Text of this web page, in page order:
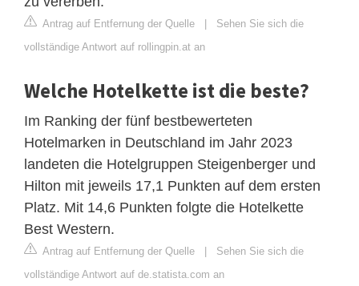
Antrag auf Entfernung der Quelle | Sehen Sie sich die
vollständige Antwort auf rollingpin.at an
Welche Hotelkette ist die beste?
Im Ranking der fünf bestbewerteten
Hotelmarken in Deutschland im Jahr 2023
landeten die Hotelgruppen Steigenberger und
Hilton mit jeweils 17,1 Punkten auf dem ersten
Platz. Mit 14,6 Punkten folgte die Hotelkette
Best Western.
Antrag auf Entfernung der Quelle | Sehen Sie sich die
vollständige Antwort auf de.statista.com an